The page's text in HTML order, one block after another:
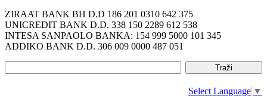
ZIRAAT BANK BH D.D 186 201 0310 642 375
UNICREDIT BANK D.D. 338 150 2289 612 538
INTESA SANPAOLO BANKA: 154 999 5000 101 345
ADDIKO BANK D.D. 306 009 0000 487 051
Select Language ▼